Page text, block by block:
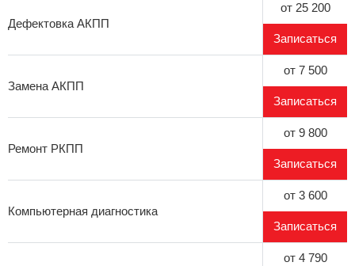
Дефектовка АКПП
от 25 200
Записаться
Замена АКПП
от 7 500
Записаться
Ремонт РКПП
от 9 800
Записаться
Компьютерная диагностика
от 3 600
Записаться
от 4 790